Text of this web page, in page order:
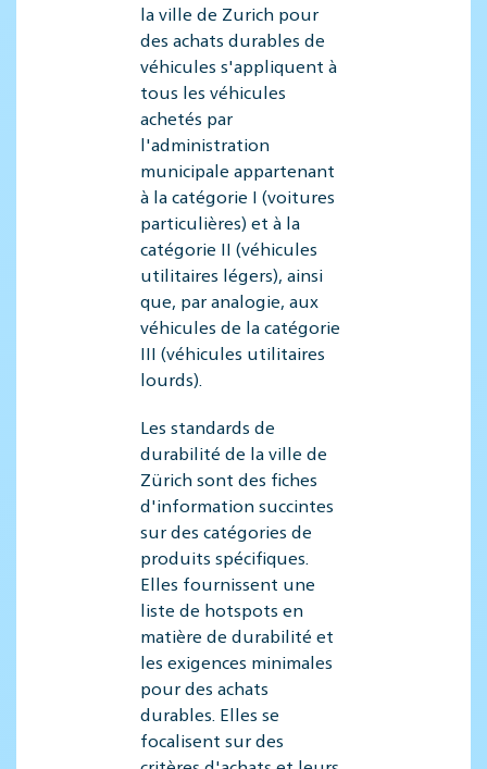
la ville de Zurich pour
des achats durables de
véhicules s'appliquent à
tous les véhicules
achetés par
l'administration
municipale appartenant
à la catégorie I (voitures
particulières) et à la
catégorie II (véhicules
utilitaires légers), ainsi
que, par analogie, aux
véhicules de la catégorie
III (véhicules utilitaires
lourds).
Les standards de
durabilité de la ville de
Zürich sont des fiches
d'information succintes
sur des catégories de
produits spécifiques.
Elles fournissent une
liste de hotspots en
matière de durabilité et
les exigences minimales
pour des achats
durables. Elles se
focalisent sur des